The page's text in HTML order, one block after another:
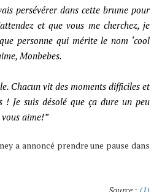
persévérer dans cette brume pour
et que vous me cherchez, je
personne qui mérite le nom ‘cool
Monbebes.
Chacun vit des moments difficiles et
! Je suis désolé que ça dure un peu
aime!”
a annoncé prendre une pause dans